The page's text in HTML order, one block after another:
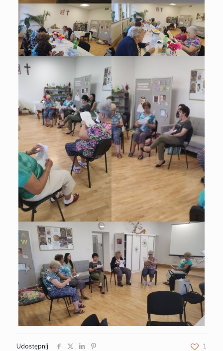
Udostępnij 1